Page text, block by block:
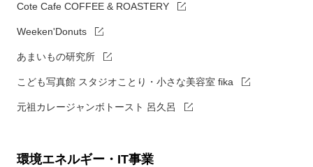
Cote Cafe COFFEE & ROASTERY
Weeken'Donuts
あまいもの研究所
こども写真館 スタジオことり・小さな美容室 fika
元祖カレージャンボトースト 呂久呂
環境エネルギー・IT事業